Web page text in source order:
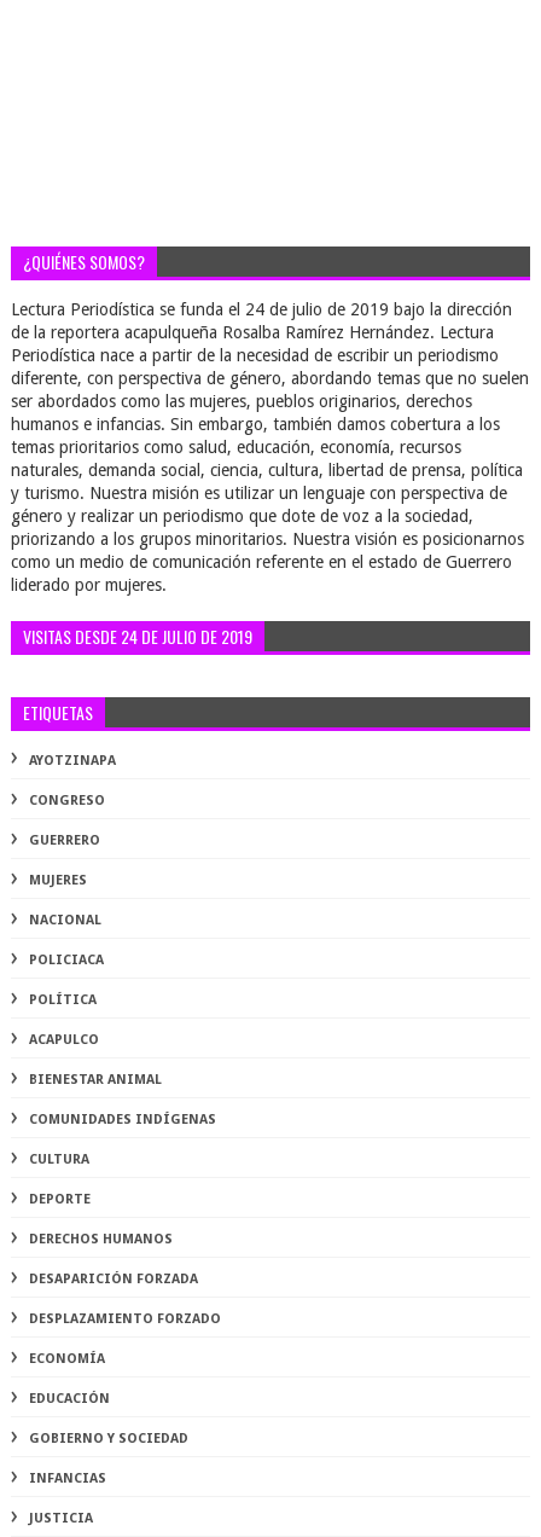
¿QUIÉNES SOMOS?
Lectura Periodística se funda el 24 de julio de 2019 bajo la dirección
de la reportera acapulqueña Rosalba Ramírez Hernández. Lectura
Periodística nace a partir de la necesidad de escribir un periodismo
diferente, con perspectiva de género, abordando temas que no suelen
ser abordados como las mujeres, pueblos originarios, derechos
humanos e infancias. Sin embargo, también damos cobertura a los
temas prioritarios como salud, educación, economía, recursos
naturales, demanda social, ciencia, cultura, libertad de prensa, política
y turismo. Nuestra misión es utilizar un lenguaje con perspectiva de
género y realizar un periodismo que dote de voz a la sociedad,
priorizando a los grupos minoritarios. Nuestra visión es posicionarnos
como un medio de comunicación referente en el estado de Guerrero
liderado por mujeres.
VISITAS DESDE 24 DE JULIO DE 2019
ETIQUETAS
AYOTZINAPA
CONGRESO
GUERRERO
MUJERES
NACIONAL
POLICIACA
POLÍTICA
ACAPULCO
BIENESTAR ANIMAL
COMUNIDADES INDÍGENAS
CULTURA
DEPORTE
DERECHOS HUMANOS
DESAPARICIÓN FORZADA
DESPLAZAMIENTO FORZADO
ECONOMÍA
EDUCACIÓN
GOBIERNO Y SOCIEDAD
INFANCIAS
JUSTICIA